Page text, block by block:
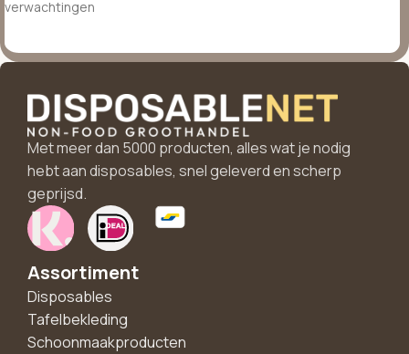
verwachtingen
Met meer dan 5000 producten, alles wat je nodig
hebt aan disposables, snel geleverd en scherp
geprijsd.
Assortiment
Disposables
Tafelbekleding
Schoonmaakproducten